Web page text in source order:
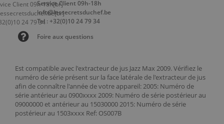
Est compatible avec l'extracteur de jus Jazz Max 2009. Vérifiez le
numéro de série présent sur la face latérale de l'extracteur de jus
afin de connaître l'année de votre appareil: 2005: Numéro de
série antérieur au 0900xxxx 2009: Numéro de série postérieur au
09000000 et antérieur au 15030000 2015: Numéro de série
postérieur au 1503xxxx Ref: OS007B
Service Client 09h-18h
info@lessecretsduchef.be
Tel : +32(0)10 24 79 34
Foire aux questions